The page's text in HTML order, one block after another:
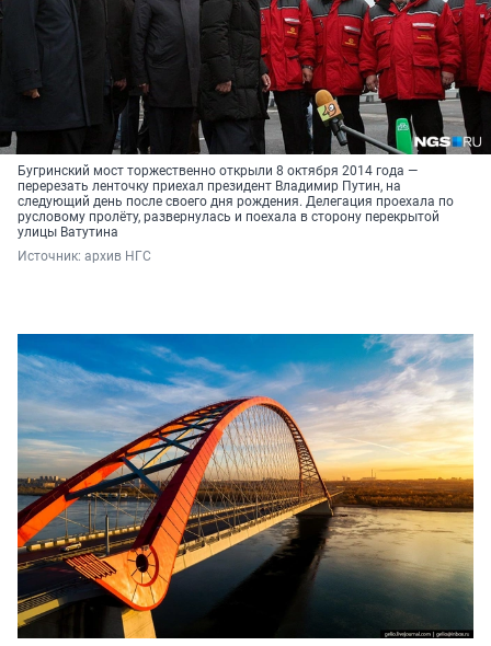
Бугринский мост торжественно открыли 8 октября 2014 года —
перерезать ленточку приехал президент Владимир Путин, на
следующий день после своего дня рождения. Делегация проехала по
русловому пролёту, развернулась и поехала в сторону перекрытой
улицы Ватутина
Источник: архив НГС